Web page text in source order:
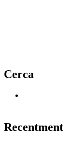
Cerca
Recentment